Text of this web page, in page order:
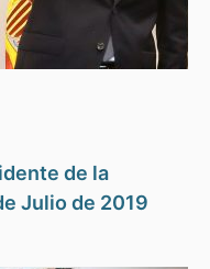
de la
Julio de 2019